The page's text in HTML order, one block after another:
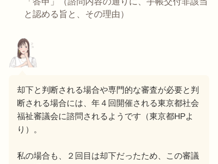
と認める旨と、その理由）
却下と判断される場合や専門的な審査が必要と判
断される場合には、年４回開催される東京都社会
福祉審議会に諮問されるようです（東京都HPよ
り）。
私の場合も、２回目は却下だったため、この審議